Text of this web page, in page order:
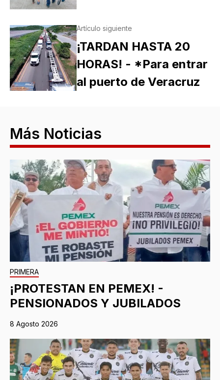
Artículo siguiente
¡TARDAN HASTA 20
HORAS! - *Para entrar
al puerto de Veracruz
Más Noticias
PRIMERA
¡PROTESTAN EN PEMEX! -
PENSIONADOS Y JUBILADOS
8 Agosto 2026